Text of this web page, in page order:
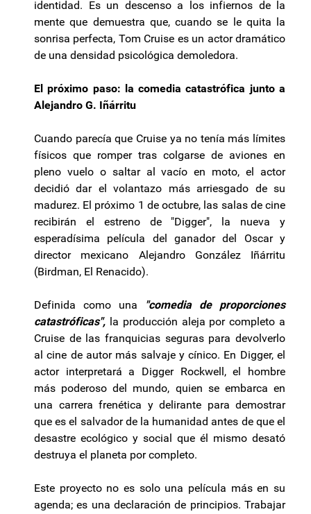
identidad. Es un descenso a los infiernos de la
mente que demuestra que, cuando se le quita la
sonrisa perfecta, Tom Cruise es un actor dramático
de una densidad psicológica demoledora.
El próximo paso: la comedia catastrófica junto a
Alejandro G. Iñárritu
Cuando parecía que Cruise ya no tenía más límites
físicos que romper tras colgarse de aviones en
pleno vuelo o saltar al vacío en moto, el actor
decidió dar el volantazo más arriesgado de su
madurez. El próximo 1 de octubre, las salas de cine
recibirán el estreno de "Digger", la nueva y
esperadísima película del ganador del Oscar y
director mexicano Alejandro González Iñárritu
(Birdman, El Renacido).
Definida como una
"comedia de proporciones
catastróficas", la producción aleja por completo a
Cruise de las franquicias seguras para devolverlo
al cine de autor más salvaje y cínico. En Digger, el
actor interpretará a Digger Rockwell, el hombre
más poderoso del mundo, quien se embarca en
una carrera frenética y delirante para demostrar
que es el salvador de la humanidad antes de que el
desastre ecológico y social que él mismo desató
destruya el planeta por completo.
Este proyecto no es solo una película más en su
agenda; es una declaración de principios. Trabajar